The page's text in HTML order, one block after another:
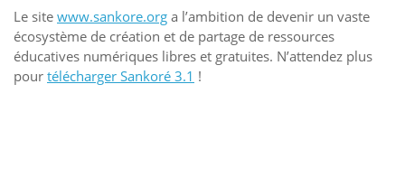
Le site www.sankore.org a l’ambition de devenir un vaste
écosystème de création et de partage de ressources
éducatives numériques libres et gratuites. N’attendez plus
pour télécharger Sankoré 3.1 !